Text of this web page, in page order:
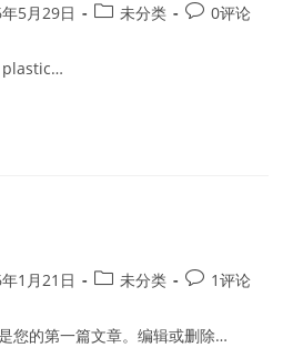
5月29日 未分类 0评论
1月21日 未分类 1评论
您的第一篇文章。编辑或删除…